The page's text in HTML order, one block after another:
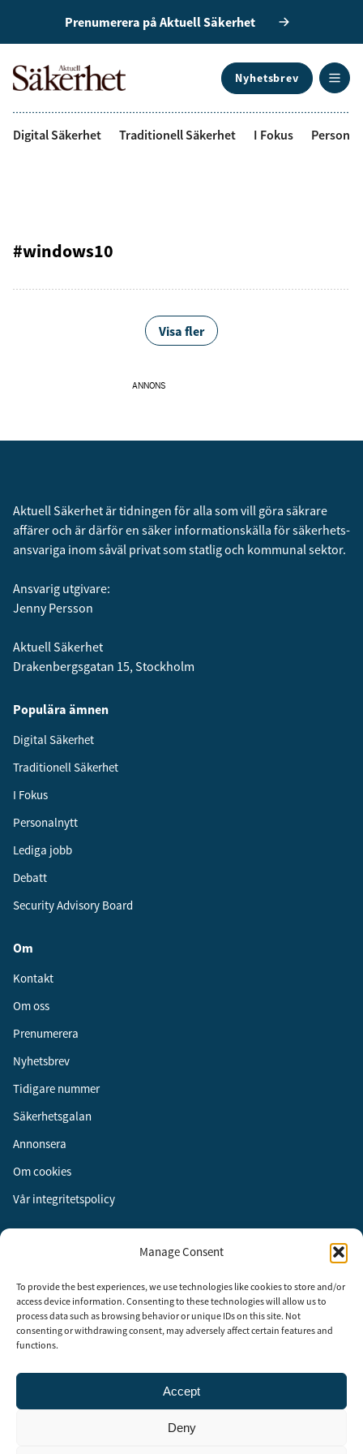
Manage Consent
To provide the best experiences, we use technologies like cookies to store and/or
access device information. Consenting to these technologies will allow us to
process data such as browsing behavior or unique IDs on this site. Not
consenting or withdrawing consent, may adversely affect certain features and
functions.
Accept
Deny
Prenumerera på Aktuell Säkerhet
Nyhetsbrev
Digital Säkerhet Traditionell Säkerhet I Fokus
#windows10
Visa fler
ANNONS
Aktuell Säkerhet är tidningen för alla som vill göra säkrare
affärer och är därför en säker informationskälla för säkerhets­
ansvariga inom såväl privat som statlig och kommunal sektor.
Ansvarig utgivare:
Jenny Persson
Aktuell Säkerhet
Drakenbergsgatan 15, Stockholm
Populära ämnen
Digital Säkerhet
Traditionell Säkerhet
I Fokus
Personalnytt
Lediga jobb
Debatt
Security Advisory Board
Om
Kontakt
Om oss
Prenumerera
Nyhetsbrev
Tidigare nummer
Säkerhetsgalan
Annonsera
Om cookies
Vår integritetspolicy
Instagram
LinkedIn
Säkerhet år 2003 för att stimulera, utveckla och informera om